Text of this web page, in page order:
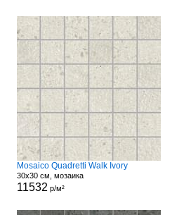
Mosaico Quadretti Walk Ivory
30x30 см, мозаика
11532 р/м²